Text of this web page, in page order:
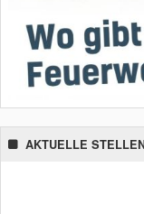
AKTUELLE